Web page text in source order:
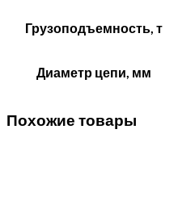
Грузоподъемность, т
Диаметр цепи, мм
Похожие товары